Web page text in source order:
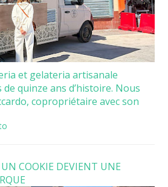
et gelateria artisanale
de quinze ans d’histoire. Nous
copropriétaire avec son
COOKIE DEVIENT UNE